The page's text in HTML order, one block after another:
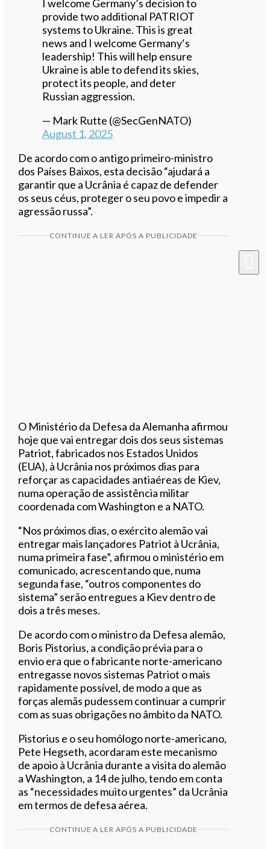
I welcome Germany’s decision to
provide two additional PATRIOT
systems to Ukraine. This is great
news and I welcome Germany‘s
leadership! This will help ensure
Ukraine is able to defend its skies,
protect its people, and deter
Russian aggression.
— Mark Rutte (@SecGenNATO)
August 1, 2025
De acordo com o antigo primeiro-ministro
dos Países Baixos, esta decisão “ajudará a
garantir que a Ucrânia é capaz de defender
os seus céus, proteger o seu povo e impedir a
agressão russa”.
CONTINUE A LER APÓS A PUBLICIDADE
O Ministério da Defesa da Alemanha afirmou
hoje que vai entregar dois dos seus sistemas
Patriot, fabricados nos Estados Unidos
(EUA), à Ucrânia nos próximos dias para
reforçar as capacidades antiaéreas de Kiev,
numa operação de assistência militar
coordenada com Washington e a NATO.
“Nos próximos dias, o exército alemão vai
entregar mais lançadores Patriot à Ucrânia,
numa primeira fase”, afirmou o ministério em
comunicado, acrescentando que, numa
segunda fase, “outros componentes do
sistema” serão entregues a Kiev dentro de
dois a três meses.
De acordo com o ministro da Defesa alemão,
Boris Pistorius, a condição prévia para o
envio era que o fabricante norte-americano
entregasse novos sistemas Patriot o mais
rapidamente possível, de modo a que as
forças alemãs pudessem continuar a cumprir
com as suas obrigações no âmbito da NATO.
Pistorius e o seu homólogo norte-americano,
Pete Hegseth, acordaram este mecanismo
de apoio à Ucrânia durante a visita do alemão
a Washington, a 14 de julho, tendo em conta
as “necessidades muito urgentes” da Ucrânia
em termos de defesa aérea.
CONTINUE A LER APÓS A PUBLICIDADE